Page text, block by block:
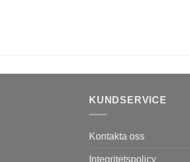
KUNDSERVICE
Kontakta oss
Integritetspolicy